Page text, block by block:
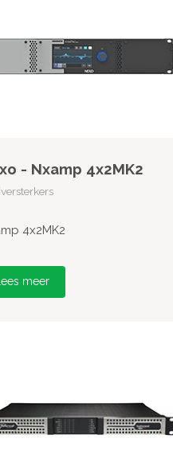
- Nxamp 4x2MK2
4x2MK2
Lees meer